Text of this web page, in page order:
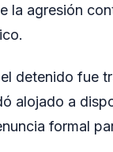
la agresión
detenido fue
alojado a
formal